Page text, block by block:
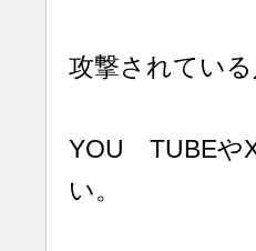
攻撃されている
YOU TUBEや
い。